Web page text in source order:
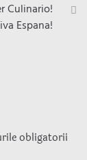
Culinario!
Espana!
obligatorii